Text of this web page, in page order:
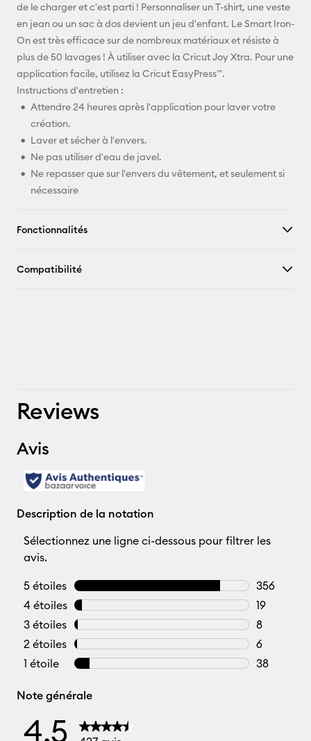
Facebook
X
de le charger et c'est parti ! Personnaliser un T-shirt, une veste
en jean ou un sac à dos devient un jeu d'enfant. Le Smart Iron-
On est très efficace sur de nombreux matériaux et résiste à
plus de 50 lavages ! À utiliser avec la Cricut Joy Xtra. Pour une
application facile, utilisez la Cricut EasyPress™.
Instructions d'entretien :
Attendre 24 heures après l'application pour laver votre
création.
Laver et sécher à l'envers.
Ne pas utiliser d'eau de javel.
Ne repasser que sur l'envers du vêtement, et seulement si
nécessaire
Fonctionnalités
Compatibilité
Reviews